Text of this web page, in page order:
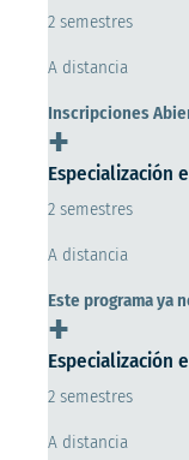
2 semestres
A distancia
Inscripciones
+
Especialización
2 semestres
A distancia
Este programa ya
+
Especialización
2 semestres
A distancia